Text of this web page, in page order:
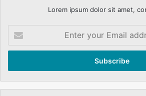
Lorem ipsum dolor sit amet,
your
Email